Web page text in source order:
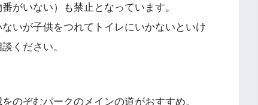
がいない）も禁止となっています。
いが子供をつれてトイレにいかないといけ
ください。
のぞむパークのメインの道がおすすめ。